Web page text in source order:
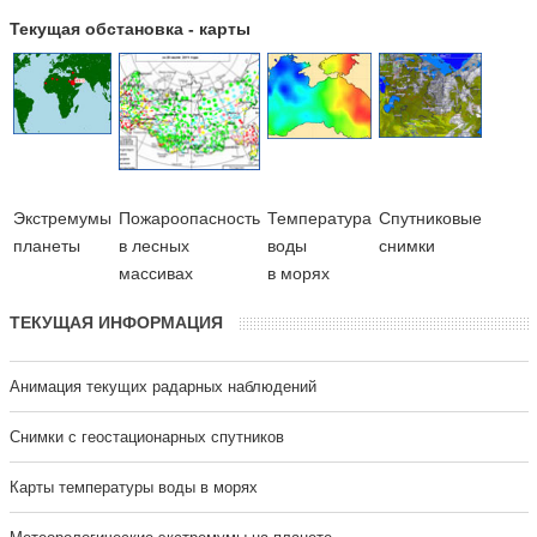
Текущая обстановка - карты
Экстремумы
планеты
Пожароопасность
в лесных
массивах
Температура
воды
в морях
Cпутниковые
снимки
ТЕКУЩАЯ ИНФОРМАЦИЯ
Анимация текущих радарных наблюдений
Cнимки с геостационарных спутников
Карты температуры воды в морях